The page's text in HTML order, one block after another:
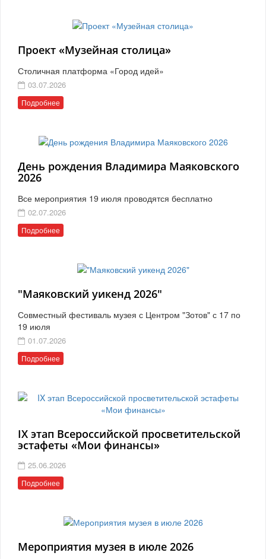
Проект «Музейная столица»
Столичная платформа «Город идей»
03.07.2026
Подробнее
День рождения Владимира Маяковского
2026
Все мероприятия 19 июля проводятся бесплатно
02.07.2026
Подробнее
"Маяковский уикенд 2026"
Совместный фестиваль музея с Центром "Зотов" с 17 по
19 июля
01.07.2026
Подробнее
IX этап Всероссийской просветительской
эстафеты «Мои финансы»
25.06.2026
Подробнее
Мероприятия музея в июле 2026